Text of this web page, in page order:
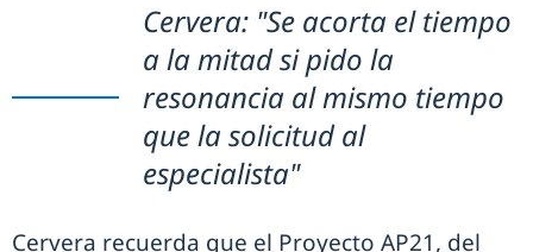
Cervera: "Se acorta el tiempo
a la mitad si pido la
resonancia al mismo tiempo
que la solicitud al
especialista"
Cervera recuerda que el Proyecto AP21, del